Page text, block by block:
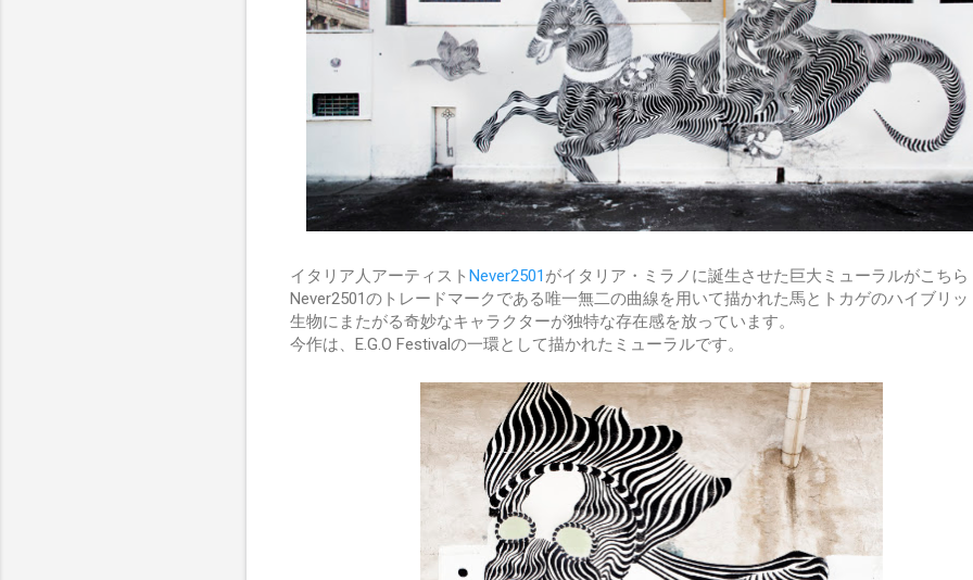
イタリア人アーティスト Never2501 がイタリア・ミラノに誕生させた巨大ミューラルがこちら
Never2501のトレードマークである唯一無二の曲線を用いて描かれた馬とトカゲのハイブリッ
生物にまたがる奇妙なキャラクターが独特な存在感を放っています。
今作は、E.G.O Festivalの一環として描かれたミューラルです。